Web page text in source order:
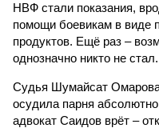
НВФ стали показания,
помощи боевикам в виде
продуктов. Ещё раз –
однозначно никто не стал.
Судья Шумайсат
осудила парня
адвокат Саидов врёт –